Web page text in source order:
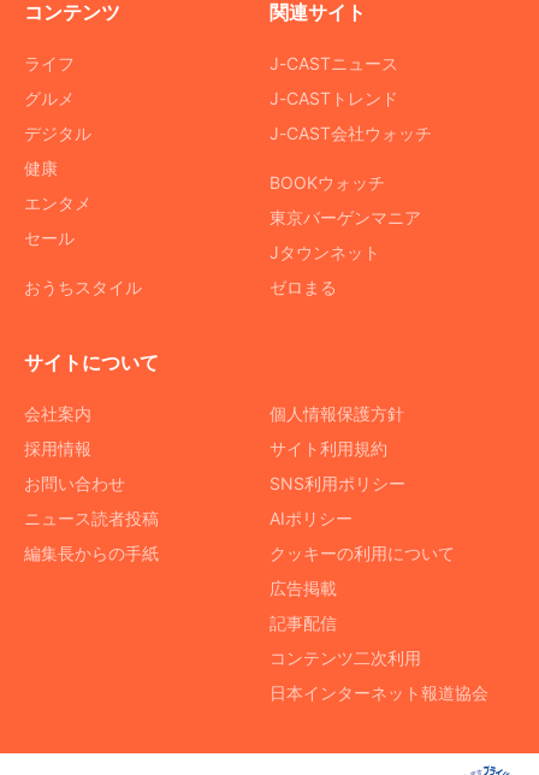
コンテンツ
ライフ
グルメ
デジタル
健康
エンタメ
セール
おうちスタイル
関連サイト
J-CASTニュース
J-CASTトレンド
J-CAST会社ウォッチ
BOOKウォッチ
東京バーゲンマニア
Jタウンネット
ゼロまる
サイトについて
会社案内
採用情報
お問い合わせ
ニュース読者投稿
編集長からの手紙
個人情報保護方針
サイト利用規約
SNS利用ポリシー
AIポリシー
クッキーの利用について
広告掲載
記事配信
コンテンツ二次利用
日本インターネット報道協会